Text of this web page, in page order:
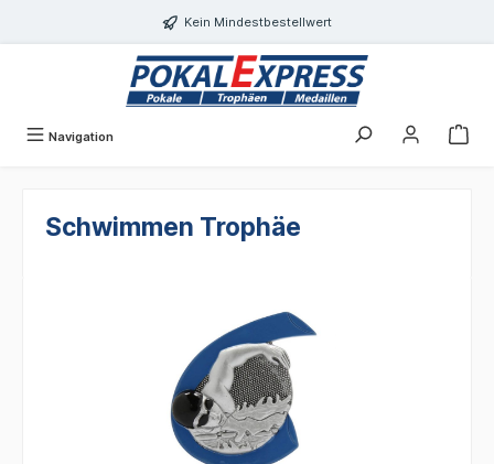
Kein Mindestbestellwert
Navigation
Schwimmen Trophäe